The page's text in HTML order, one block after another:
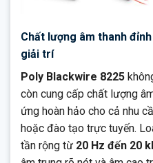
Chất lượng âm thanh
giải trí
Poly Blackwire 8225
còn cung cấp chất lượng
ứng hoàn hảo cho cả nhu
hoặc đào tạo trực tuyến.
tần rộng từ 20 Hz đến 20